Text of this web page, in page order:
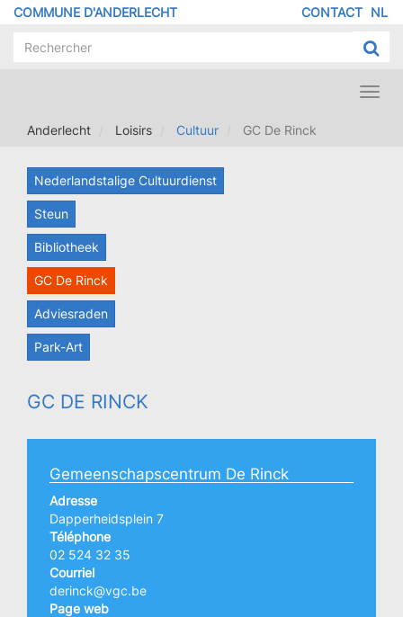
Aller
contenu
COMMUNE D'ANDERLECHT NL
DE
CONTACT
Anderlecht
Loisirs Cultuur GC De Rinck
Nederlandstalige Cultuurdienst
Steun
Bibliotheek
GC De Rinck
Adviesraden
Park-Art
GC DE RINCK
Gemeenschapscentrum De Rinck
Adresse
Dapperheidsplein 7
Téléphone
02 524 32 35
Courriel
derinck@vgc.be
Page web